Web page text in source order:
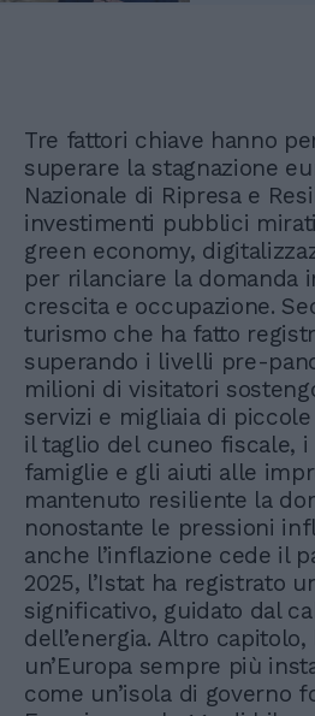
Tre fattori chiave hanno
superare la stagnazione
Nazionale di Ripresa e
investimenti pubblici
green economy,
per rilanciare la domanda
crescita e occupazione.
turismo che ha fatto
superando i livelli pre-
milioni di visitatori
servizi e migliaia di
il taglio del cuneo fiscale, i
famiglie e gli aiuti alle
mantenuto resiliente la
nonostante le pressioni
anche l’inflazione cede il
2025, l’Istat ha registrato
significativo, guidato dal
dell’energia. Altro
un’Europa sempre più
come un’isola di governo